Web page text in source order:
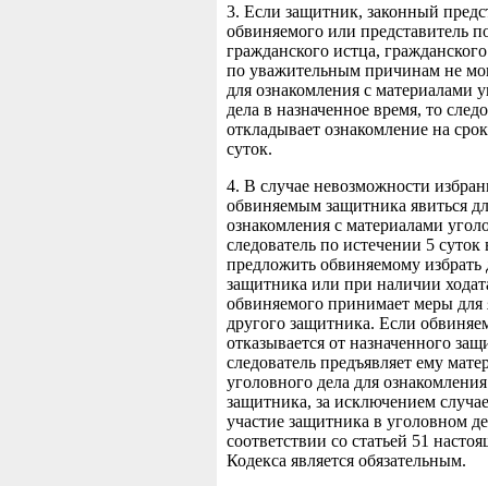
3. Если защитник, законный
обвиняемого или представитель
гражданского истца,
по уважительным причинам не
для ознакомления с материалами
дела в назначенное время, то
откладывает ознакомление на
суток.
4. В случае невозможности
обвиняемым защитника явиться
ознакомления с материалами
следователь по истечении 5 суток
предложить обвиняемому избрать
защитника или при наличии
обвиняемого принимает меры для
другого защитника. Если
отказывается от назначенного
следователь предъявляет ему
уголовного дела для
защитника, за исключением
участие защитника в уголовном
соответствии со статьей 51
Кодекса является обязательным.